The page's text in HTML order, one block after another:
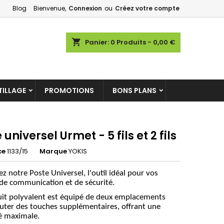
Bienvenue, Connexion ou Créez votre compte
Blog
shopping_cart Panier: 0 Produits - 0,00 €
PROMOTIONS BONS PLANS
universel Urmet - 5 fils et 2 fils
1133/15 MarqueYOKIS
notre Poste Universel, l'outil idéal pour vos
communication et de sécurité.
polyvalent est équipé de deux emplacements
des touches supplémentaires, offrant une
maximale.